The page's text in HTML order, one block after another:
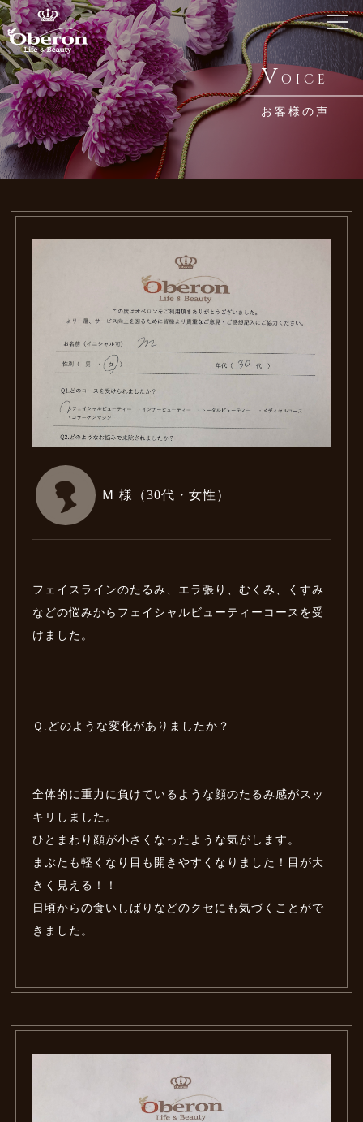
V OICE
お客様の声
ホーム
Home
銀座 オベロンについて
About Us
鍼・メディセルとは
メニュー・料金
ブログ
よくあるご質問
アクセス
Access
フェイシャルビューティー
Facial Beauty
Inner Beauty
トータルビューティー
Ｍ 様（30代・女性）
フェイスラインのたるみ、エラ張り、むくみ、くすみ
などの悩みからフェイシャルビューティーコースを受
けました。
Ｑ.どのような変化がありましたか？
全体的に重力に負けているような顔のたるみ感がスッ
キリしました。
ひとまわり顔が小さくなったような気がします。
まぶたも軽くなり目も開きやすくなりました！目が大
きく見える！！
日頃からの食いしばりなどのクセにも気づくことがで
きました。